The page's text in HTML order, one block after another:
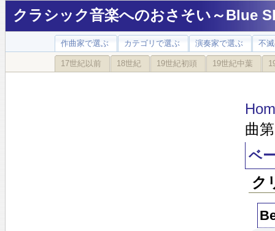
クラシック音楽へのおさそい～Blue
作曲家で選ぶ カテゴリで選ぶ 演奏家で選ぶ 不
17世紀以前 18世紀 19世紀初頭 19世紀中葉
曲
ベ
ク